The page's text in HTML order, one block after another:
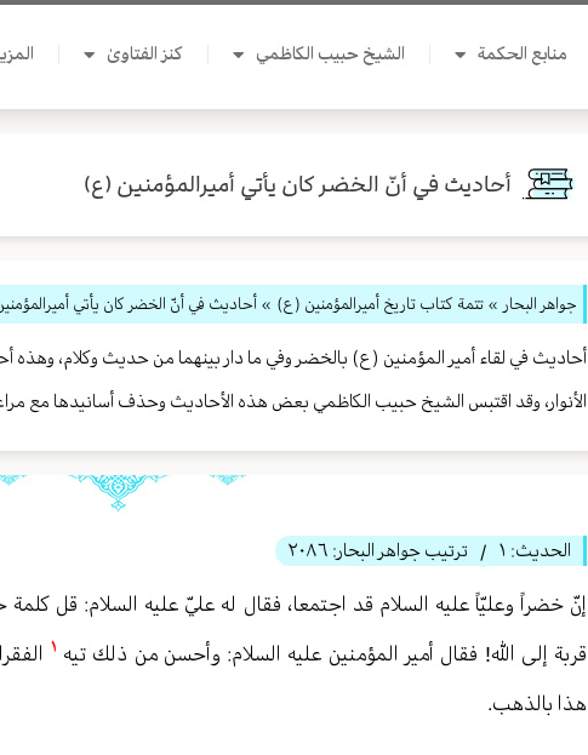
منابع الحكمة الشيخ حبيب الكاظمي كنز الفتاوىٰ
أحاديث في أنّ الخضر كان يأتي أميرالمؤمنين (ع)
جواهر البحار » تتمة كتاب تاريخ أميرالمؤمنين (ع) » أحاديث في أنّ الخضر كان يأتي
أحاديث في لقاء أمير المؤمنين (ع) بالخضر وفي ما دار بينهما من حديث وكلام، وهذه
الأنوار، وقد اقتبس الشيخ حبيب الكاظمي بعض هذه الأحاديث وحذف أسانيدها مع
الحديث: ١ / ترتيب جواهر البحار: ٢٠٨٦
إنّ خضراً وعليّاً عليه السلام قد اجتمعا، فقال له عليّ عليه السلام: قل
قربة إلى الله! فقال أمير المؤمنين عليه السلام: وأحسن من ذلك تيه
هذا بالذهب.